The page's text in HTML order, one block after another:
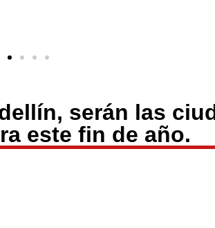
serán las
este fin de año.